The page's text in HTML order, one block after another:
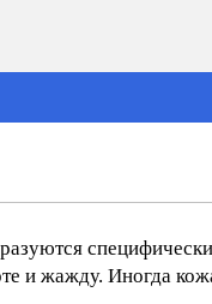
и жажду. Иногда